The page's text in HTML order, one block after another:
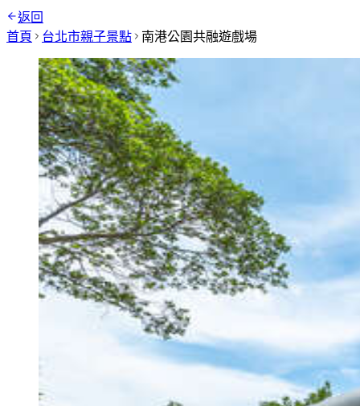
返回
首頁
台北市親子景點 南港公園共融遊戲場